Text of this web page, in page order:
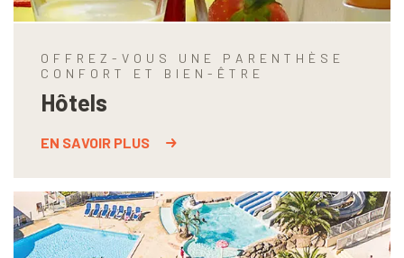
OFFREZ-VOUS UNE PARENTHÈSE
CONFORT ET BIEN-ÊTRE
Hôtels
EN SAVOIR PLUS